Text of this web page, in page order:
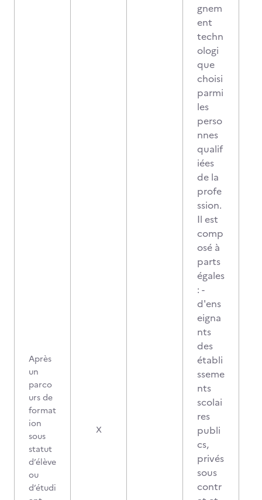
Après
un
parco
urs de
format
ion
sous
statut
d’élève
ou
d’étudi
X
gnem
ent
techn
ologi
que
choisi
parmi
les
perso
nnes
qualif
iées
de la
profe
ssion.
Il est
comp
osé à
parts
égales
: -
d'ens
eigna
nts
des
établi
sseme
nts
scolai
res
publi
cs,
privés
sous
contr